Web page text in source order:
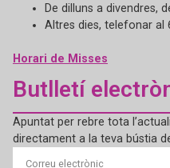
De dilluns a divendres,
Altres dies, telefonar al
Horari de Misses
Butlletí
Apuntat per rebre tota
directament a la teva bústia